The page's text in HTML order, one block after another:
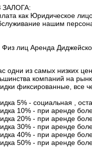
ЗАЛОГА:
как Юридическое
нашим
Физ лиц Аренда
одни из самых низких
компаний на
фиксированные, все
5% - социальная ,
10% - при аренде
20% - при аренде
30% - при аренде
40% - при аренде
50% - при аренде